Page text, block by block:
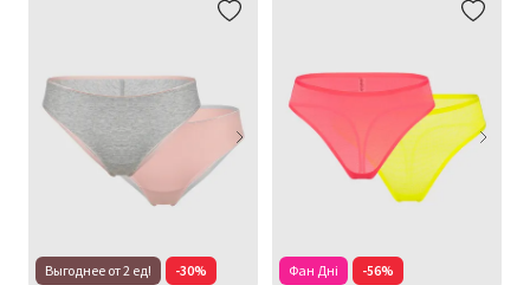
Выгоднее от 2 ед! -30% Фан Дні -56%